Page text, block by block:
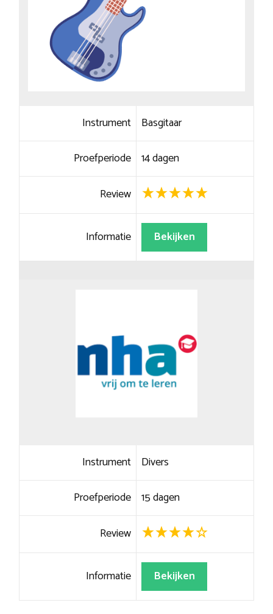
Instrument Basgitaar
Proefperiode 14 dagen
Review
Informatie Bekijken
Instrument Divers
Proefperiode 15 dagen
Review
Informatie Bekijken